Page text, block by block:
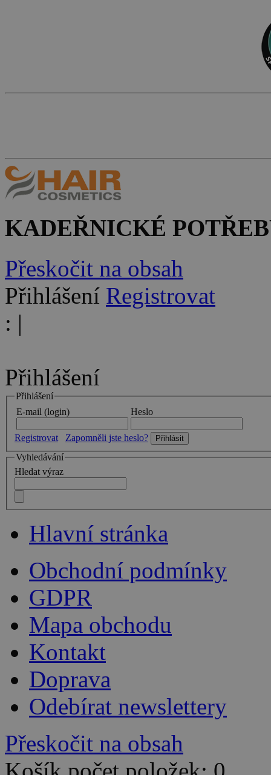
KADEŘNICKÉ
Přeskočit na obsah
Přihlášení Registrovat
: |
Přihlášení
Přihlášení
E-mail (login)
Heslo
Registrovat
Zapomněli jste heslo?
Vyhledávání
Hledat výraz
Hlavní stránka
Obchodní podmínky
GDPR
Mapa obchodu
Kontakt
Doprava
Odebírat newslettery
Přeskočit na obsah